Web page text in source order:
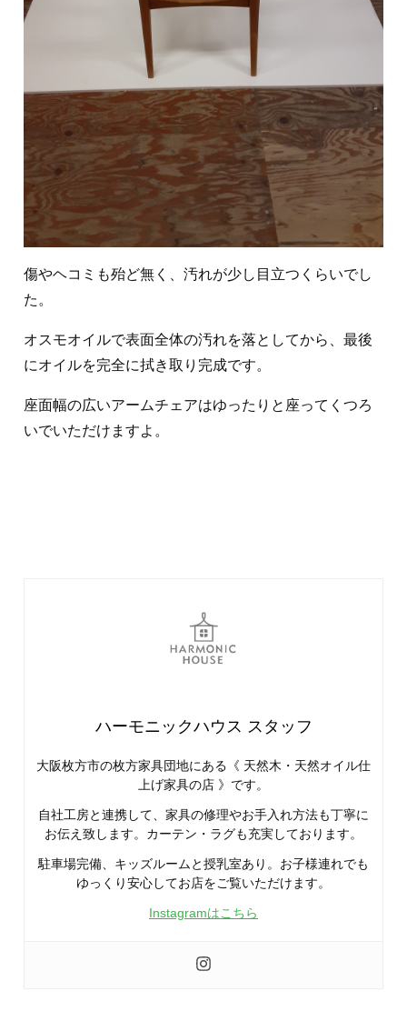
傷やヘコミも殆ど無く、汚れが少し目立つくらいでし
た。
オスモオイルで表面全体の汚れを落としてから、最後
にオイルを完全に拭き取り完成です。
座面幅の広いアームチェアはゆったりと座ってくつろ
いでいただけますよ。
ハーモニックハウス スタッフ
大阪枚方市の枚方家具団地にある《 天然木・天然オイル仕
上げ家具の店 》です。
自社工房と連携して、家具の修理やお手入れ方法も丁寧に
お伝え致します。カーテン・ラグも充実しております。
駐車場完備、キッズルームと授乳室あり。お子様連れでも
ゆっくり安心してお店をご覧いただけます。
Instagramはこちら